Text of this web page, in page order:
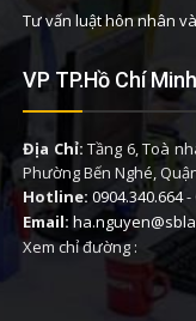
Tư vấn luật hôn nhân
VP TP.Hồ Chí Minh
Địa Chỉ: Tầng 6, Toà
Phường Bến Nghé,
Hotline: 0904.340.664-
Email:
Xem chỉ đường :